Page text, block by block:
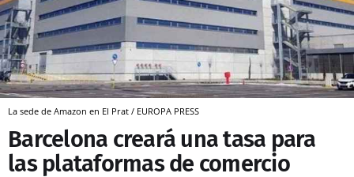
La sede de Amazon en El Prat / EUROPA PRESS
Barcelona creará una tasa para
las plataformas de comercio